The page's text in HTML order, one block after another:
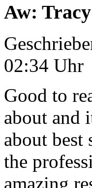
Aw:
02:34 Uhr
Good to
about and
about best
the
amazing